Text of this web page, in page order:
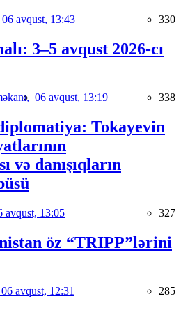
06 avqust, 13:43 330
3–5 avqust 2026-cı
06 avqust, 13:19 338
Tokayevin
və danışıqların
avqust, 13:05 327
öz “TRIPP”lərini
06 avqust, 12:31 285